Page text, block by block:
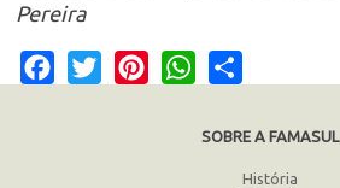
Pereira
Facebook
Twitter PinterestWhatsApp
SOBRE A FAMASUL
História